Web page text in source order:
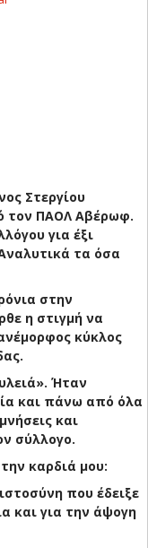
Στεργίου
τον ΠΑΟΛ Αβέρωφ.
για έξι
τα όσα
στην
η στιγμή να
κύκλος
Ήταν
και πάνω από όλα
και
σύλλογο.
καρδιά μου:
που έδειξε
και για την άψογη